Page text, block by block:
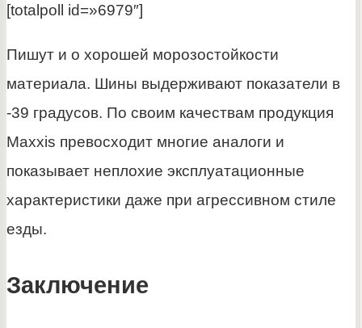
[totalpoll id=»6979″]
Пишут и о хорошей морозостойкости
материала. Шины выдерживают показатели в
-39 градусов. По своим качествам продукция
Maxxis превосходит многие аналоги и
показывает неплохие эксплуатационные
характеристики даже при агрессивном стиле
езды.
Заключение